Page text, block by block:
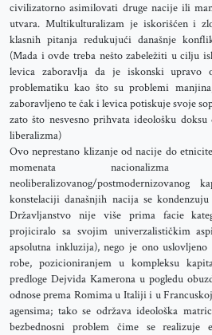
civilizatorno asimilovati druge nacije ili
utvara. Multikulturalizam je iskorišćen i
klasnih pitanja redukujući današnje
(Mada i ovde treba nešto zabeležiti u cilju
levica zaboravlja da je iskonski upravo
problematiku kao što su problemi
zaboravljeno te čak i levica potiskuje svoje
zato što nesvesno prihvata ideološku
liberalizma)
Ovo neprestano klizanje od nacije do
momenata
neoliberalizovanog/
konstelaciji današnjih nacija se kondenzuju
Državljanstvo nije više prima facie
projiciralo sa svojim univerzalističkim
apsolutna inkluzija), nego je ono
robe, pozicioniranjem u kompleksu
predloge Dejvida Kamerona u pogledu
odnose prema Romima u Italiji i u
agensima; tako se održava ideološka
bezbednosni problem čime se realizuje